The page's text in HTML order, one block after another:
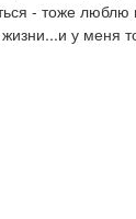
- тоже люблю
жизни...и у